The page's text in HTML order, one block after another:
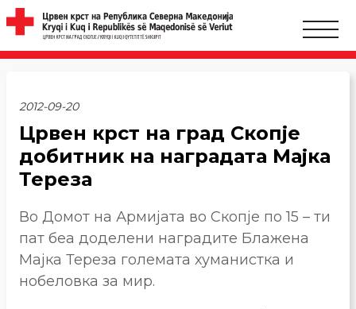
2012-09-20
Црвен крст на град Скопје
добитник на наградата Мајка
Тереза
Во Домот на Армијата во Скопје по 15 – ти
пат беа доделени наградите Блажена
Мајка Тереза големата хуманистка и
нобеловка за мир.